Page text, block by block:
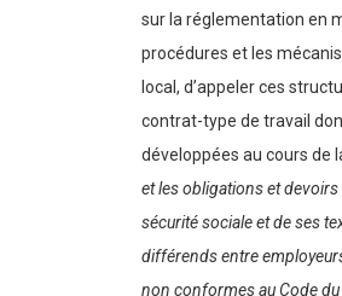
sur la réglementation en
procédures et les
local, d’appeler ces
contrat-type de travail
développées au cours de
et les obligations et devoirs
sécurité sociale et de ses
différends entre
non conformes au Code